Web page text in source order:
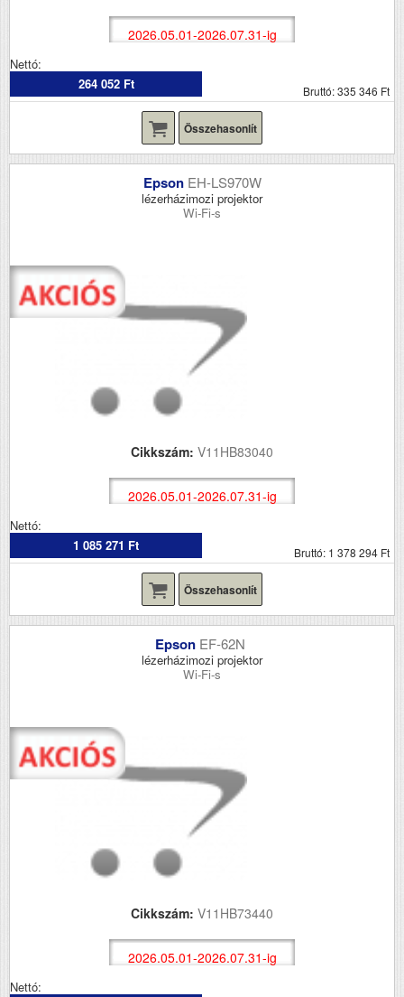
2026.05.01-2026.07.31-ig
Nettó:
264 052 Ft
Bruttó: 335 346 Ft
Összehasonlít
Epson EH-LS970W
lézerházimozi projektor
Wi-Fi-s
Cikkszám: V11HB83040
2026.05.01-2026.07.31-ig
Nettó:
1 085 271 Ft
Bruttó: 1 378 294 Ft
Összehasonlít
Epson EF-62N
lézerházimozi projektor
Wi-Fi-s
Cikkszám: V11HB73440
2026.05.01-2026.07.31-ig
Nettó: